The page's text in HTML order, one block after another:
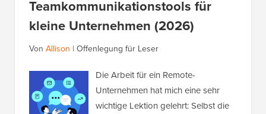
Teamkommunikationstools für
kleine Unternehmen (2026)
Von Allison | Offenlegung für Leser
Die Arbeit für ein Remote-
Unternehmen hat mich eine sehr
wichtige Lektion gelehrt: Selbst die